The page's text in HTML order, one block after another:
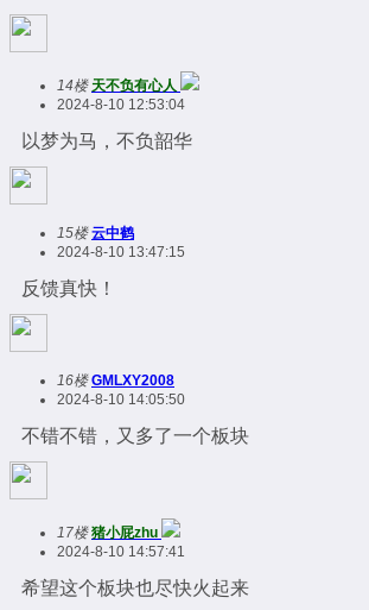
14楼 天不负有心人
2024-8-10 12:53:04
以梦为马，不负韶华
15楼 云中鹤
2024-8-10 13:47:15
反馈真快！
16楼 GMLXY2008
2024-8-10 14:05:50
不错不错，又多了一个板块
17楼 猪小屁zhu
2024-8-10 14:57:41
希望这个板块也尽快火起来